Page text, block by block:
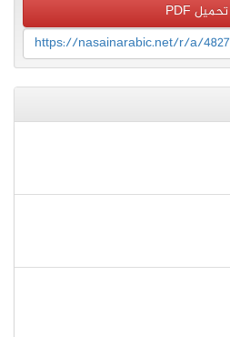
تحميل PDF
https://nasainarabic.net/r/a/4827